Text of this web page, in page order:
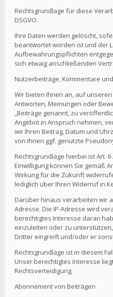
Rechtsgrundlage für diese
DSGVO.
Ihre Daten werden gelöscht,
beantwortet worden ist und der
Aufbewahrungspflichten
sich etwaig anschließenden
Nutzerbeiträge, Kommentare
Wir bieten Ihnen an, auf
Antworten, Meinungen oder
„Beiträge genannt, zu
Angebot in Anspruch nehmen,
wir Ihren Beitrag, Datum und
von Ihnen ggf. genutzte
Rechtsgrundlage hierbei ist Art. 6
Einwilligung können Sie gemäß
Wirkung für die Zukunft
lediglich über Ihren Widerruf in
Darüber hinaus verarbeiten wir
Adresse. Die IP-Adresse wird
berechtigtes Interesse daran
einzuleiten oder zu
Dritter eingreift und/oder er
Rechtsgrundlage ist in diesem
Unser berechtigtes Interesse
Rechtsverteidigung.
Abonnement von Beiträgen